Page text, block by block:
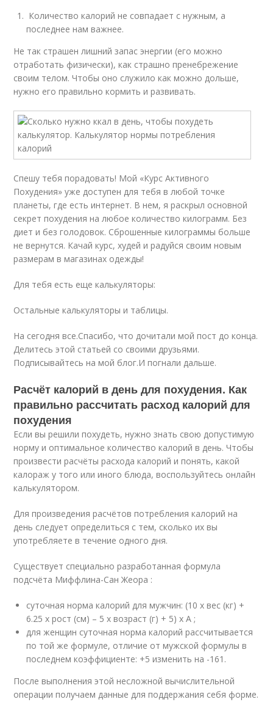
Количество калорий не совпадает с нужным, а
последнее нам важнее.
Не так страшен лишний запас энергии (его можно
отработать физически), как страшно пренебрежение
своим телом. Чтобы оно служило как можно дольше,
нужно его правильно кормить и развивать.
Спешу тебя порадовать! Мой «Курс Активного
Похудения» уже доступен для тебя в любой точке
планеты, где есть интернет. В нем, я раскрыл основной
секрет похудения на любое количество килограмм. Без
диет и без голодовок. Сброшенные килограммы больше
не вернутся. Качай курс, худей и радуйся своим новым
размерам в магазинах одежды!
Для тебя есть еще калькуляторы:
Остальные калькуляторы и таблицы.
На сегодня все.Спасибо, что дочитали мой пост до конца.
Делитесь этой статьей со своими друзьями.
Подписывайтесь на мой блог.И погнали дальше.
Расчёт калорий в день для похудения. Как
правильно рассчитать расход калорий для
похудения
Если вы решили похудеть, нужно знать свою допустимую
норму и оптимальное количество калорий в день. Чтобы
произвести расчёты расхода калорий и понять, какой
калораж у того или иного блюда, воспользуйтесь онлайн
калькулятором.
Для произведения расчётов потребления калорий на
день следует определиться с тем, сколько их вы
употребляете в течение одного дня.
Существует специально разработанная формула
подсчёта Миффлина-Сан Жеора :
суточная норма калорий для мужчин: (10 x вес (кг) +
6.25 x рост (см) – 5 x возраст (г) + 5) x A ;
для женщин суточная норма калорий рассчитывается
по той же формуле, отличие от мужской формулы в
последнем коэффициенте: +5 изменить на -161.
После выполнения этой несложной вычислительной
операции получаем данные для поддержания себя форме.